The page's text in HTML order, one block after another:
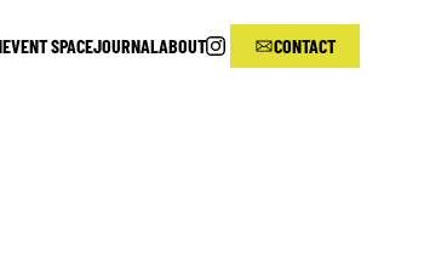
EVENT SPACEJOURNAL ABOUT CONTACT